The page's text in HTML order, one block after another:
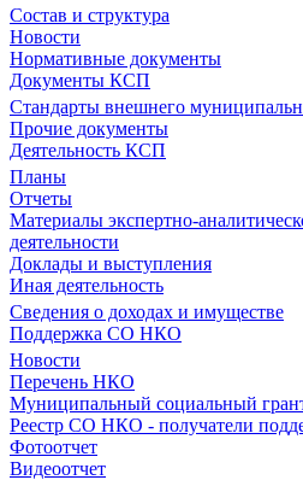
Состав и структура
Новости
Нормативные документы
Документы КСП
Стандарты внешнего
Прочие документы
Деятельность КСП
Планы
Отчеты
Материалы экспертно-
деятельности
Доклады и выступления
Иная деятельность
Сведения о доходах и имуществе
Поддержка СО НКО
Новости
Перечень НКО
Муниципальный социальный
Реестр СО НКО - получатели
Фотоотчет
Видеоотчет